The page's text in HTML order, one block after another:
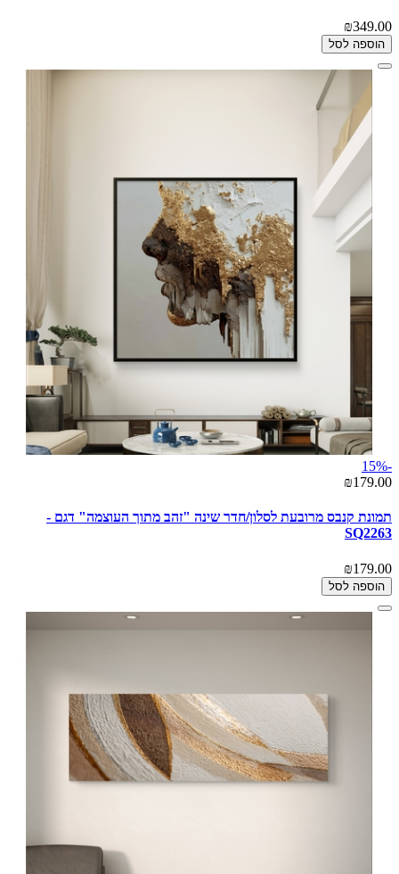
₪349.00
הוספה לסל
-15%
₪179.00
תמונת קנבס מרובעת לסלון/חדר שינה "זהב מתוך העוצמה" דגם -
SQ2263
₪179.00
הוספה לסל